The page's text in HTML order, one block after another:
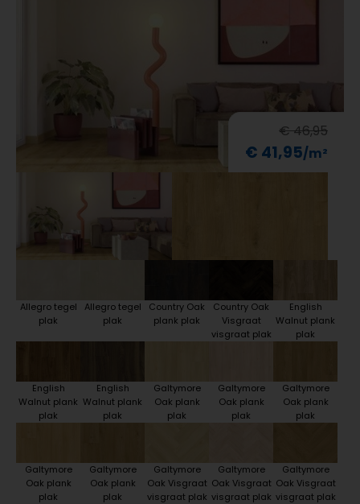
€ 46,95
€ 41,95
Allegro tegel
plak
Allegro tegel
plak
Country Oak
plank plak
Country Oak
Visgraat
visgraat plak
English
Walnut plank
plak
English
Walnut plank
plak
English
Walnut plank
plak
Galtymore
Oak plank
plak
Galtymore
Oak plank
plak
Galtymore
Oak plank
plak
Galtymore
Oak plank
plak
Galtymore
Oak plank
plak
Galtymore
Oak Visgraat
visgraat plak
Galtymore
Oak Visgraat
visgraat plak
Galtymore
Oak Visgraat
visgraat plak